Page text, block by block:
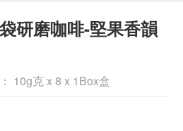
研磨咖啡-堅果香韻
10g克 x 8 x 1Box盒